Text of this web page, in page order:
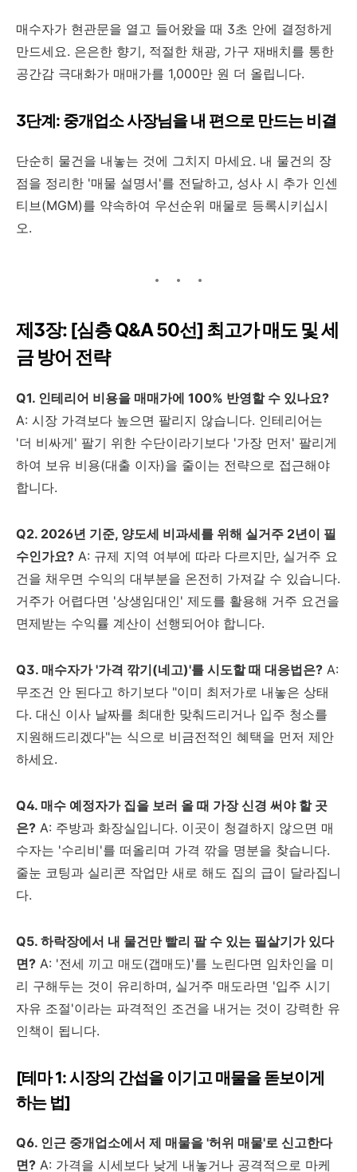
매수자가 현관문을 열고 들어왔을 때 3초 안에 결정하게
만드세요. 은은한 향기, 적절한 채광, 가구 재배치를 통한
공간감 극대화가 매매가를 1,000만 원 더 올립니다.
3단계: 중개업소 사장님을 내 편으로 만드는 비결
단순히 물건을 내놓는 것에 그치지 마세요. 내 물건의 장
점을 정리한 '매물 설명서'를 전달하고, 성사 시 추가 인센
티브(MGM)를 약속하여 우선순위 매물로 등록시키십시
오.
제3장: [심층 Q&A 50선] 최고가 매도 및 세
금 방어 전략
Q1. 인테리어 비용을 매매가에 100% 반영할 수 있나요?
A: 시장 가격보다 높으면 팔리지 않습니다. 인테리어는
'더 비싸게' 팔기 위한 수단이라기보다 '가장 먼저' 팔리게
하여 보유 비용(대출 이자)을 줄이는 전략으로 접근해야
합니다.
Q2. 2026년 기준, 양도세 비과세를 위해 실거주 2년이 필
수인가요? A: 규제 지역 여부에 따라 다르지만, 실거주 요
건을 채우면 수익의 대부분을 온전히 가져갈 수 있습니다.
거주가 어렵다면 '상생임대인' 제도를 활용해 거주 요건을
면제받는 수익률 계산이 선행되어야 합니다.
Q3. 매수자가 '가격 깎기(네고)'를 시도할 때 대응법은? A:
무조건 안 된다고 하기보다 "이미 최저가로 내놓은 상태
다. 대신 이사 날짜를 최대한 맞춰드리거나 입주 청소를
지원해드리겠다"는 식으로 비금전적인 혜택을 먼저 제안
하세요.
Q4. 매수 예정자가 집을 보러 올 때 가장 신경 써야 할 곳
은? A: 주방과 화장실입니다. 이곳이 청결하지 않으면 매
수자는 '수리비'를 떠올리며 가격 깎을 명분을 찾습니다.
줄눈 코팅과 실리콘 작업만 새로 해도 집의 급이 달라집니
다.
Q5. 하락장에서 내 물건만 빨리 팔 수 있는 필살기가 있다
면? A: '전세 끼고 매도(갭매도)'를 노린다면 임차인을 미
리 구해두는 것이 유리하며, 실거주 매도라면 '입주 시기
자유 조절'이라는 파격적인 조건을 내거는 것이 강력한 유
인책이 됩니다.
[테마 1: 시장의 간섭을 이기고 매물을 돋보이게
하는 법]
Q6. 인근 중개업소에서 제 매물을 '허위 매물'로 신고한다
면? A: 가격을 시세보다 낮게 내놓거나 공격적으로 마케